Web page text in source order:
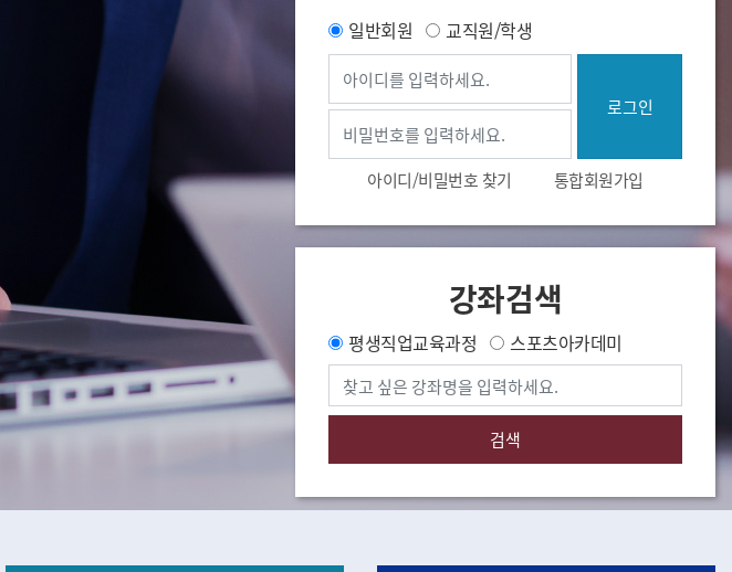
일반회원
교직원/학생
아이디
비밀번호
아이디/비밀번호 찾기 통합회원가입
강좌검색
평생직업교육과정 스포츠아카데미